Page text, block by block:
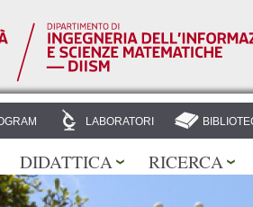
LABORATORI
DIDATTICA RICERCA